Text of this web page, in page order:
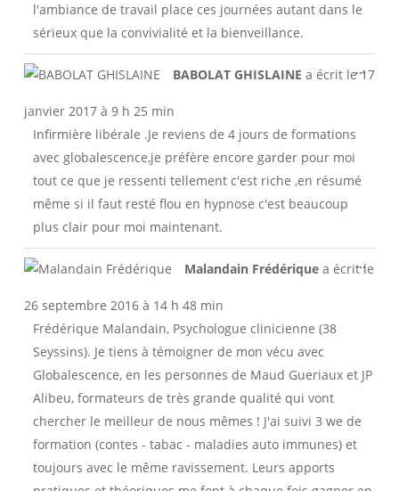
l'ambiance de travail place ces journées autant dans le
sérieux que la convivialité et la bienveillance.
BABOLAT GHISLAINE a écrit le17
janvier 2017 à 9 h 25 min
Infirmière libérale .Je reviens de 4 jours de formations
avec globalescence,je préfère encore garder pour moi
tout ce que je ressenti tellement c'est riche ,en résumé
même si il faut resté flou en hypnose c'est beaucoup
plus clair pour moi maintenant.
...
cette
Malandain Frédérique a écrit le
26 septembre 2016 à 14 h 48 min
Frédérique Malandain, Psychologue clinicienne (38
Seyssins). Je tiens à témoigner de mon vécu avec
Globalescence, en les personnes de Maud Gueriaux et JP
Alibeu, formateurs de très grande qualité qui vont
chercher le meilleur de nous mêmes ! J'ai suivi 3 we de
formation (contes - tabac - maladies auto immunes) et
toujours avec le même ravissement. Leurs apports
...
cette